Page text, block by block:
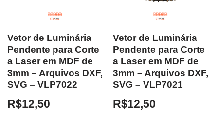
Vetor de Luminária
Pendente para Corte
a Laser em MDF de
3mm – Arquivos DXF,
SVG – VLP7022
R$12,50
Vetor de Luminária
Pendente para Corte
a Laser em MDF de
3mm – Arquivos DXF,
SVG – VLP7021
R$12,50